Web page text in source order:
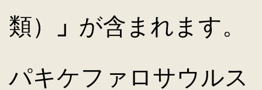
類）
」 が含まれます。
パキケファロサウルス